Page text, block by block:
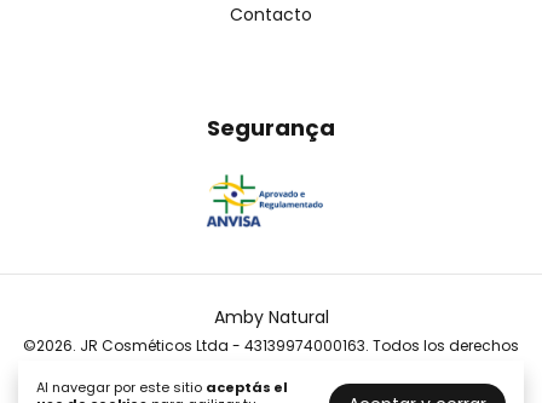
Al navegar por este sitio aceptás el
Contacto
Segurança
Amby Natural
©2026. JR Cosméticos Ltda - 43139974000163. Todos los derechos